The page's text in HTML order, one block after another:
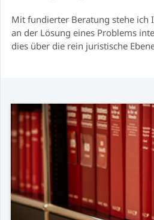
Mit fundierter Beratung stehe ich
an der Lösung eines Problems
dies über die rein juristische